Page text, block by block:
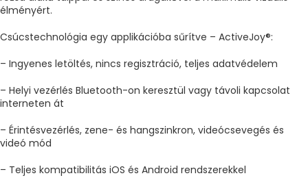
élményért.
Csúcstechnológia egy applikációba sűrítve – ActiveJoy®:
– Ingyenes letöltés, nincs regisztráció, teljes adatvédelem
– Helyi vezérlés Bluetooth-on keresztül vagy távoli kapcsolat
interneten át
– Érintésvezérlés, zene- és hangszinkron, videócsevegés és
videó mód
– Teljes kompatibilitás iOS és Android rendszerekkel